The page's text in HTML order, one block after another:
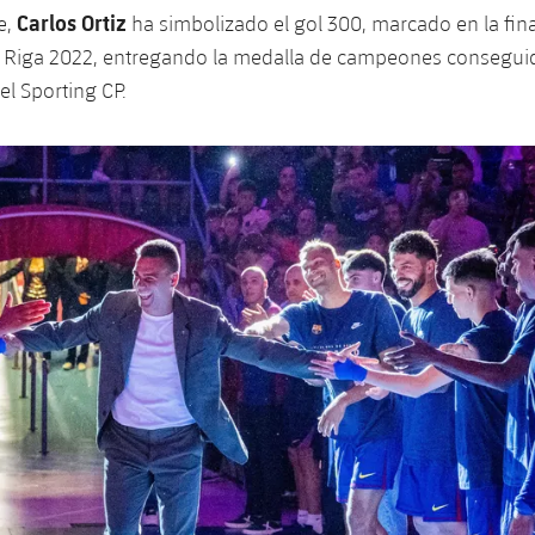
Carlos Ortiz ha simbolizado el gol 300, marcado en la
2022, entregando la medalla de campeones
Sporting CP.